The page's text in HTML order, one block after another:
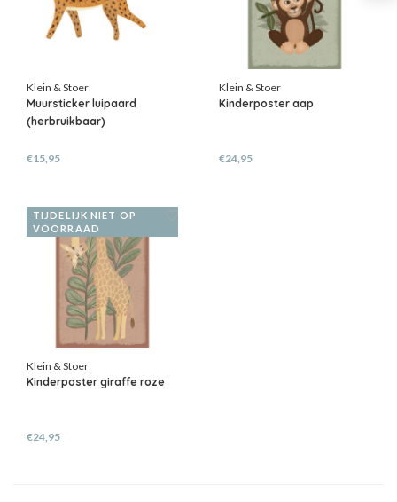
Klein & Stoer
Muursticker luipaard
(herbruikbaar)
€15,95
Klein & Stoer
Kinderposter aap
€24,95
TIJDELIJK NIET OP
VOORRAAD
Klein & Stoer
Kinderposter giraffe roze
€24,95